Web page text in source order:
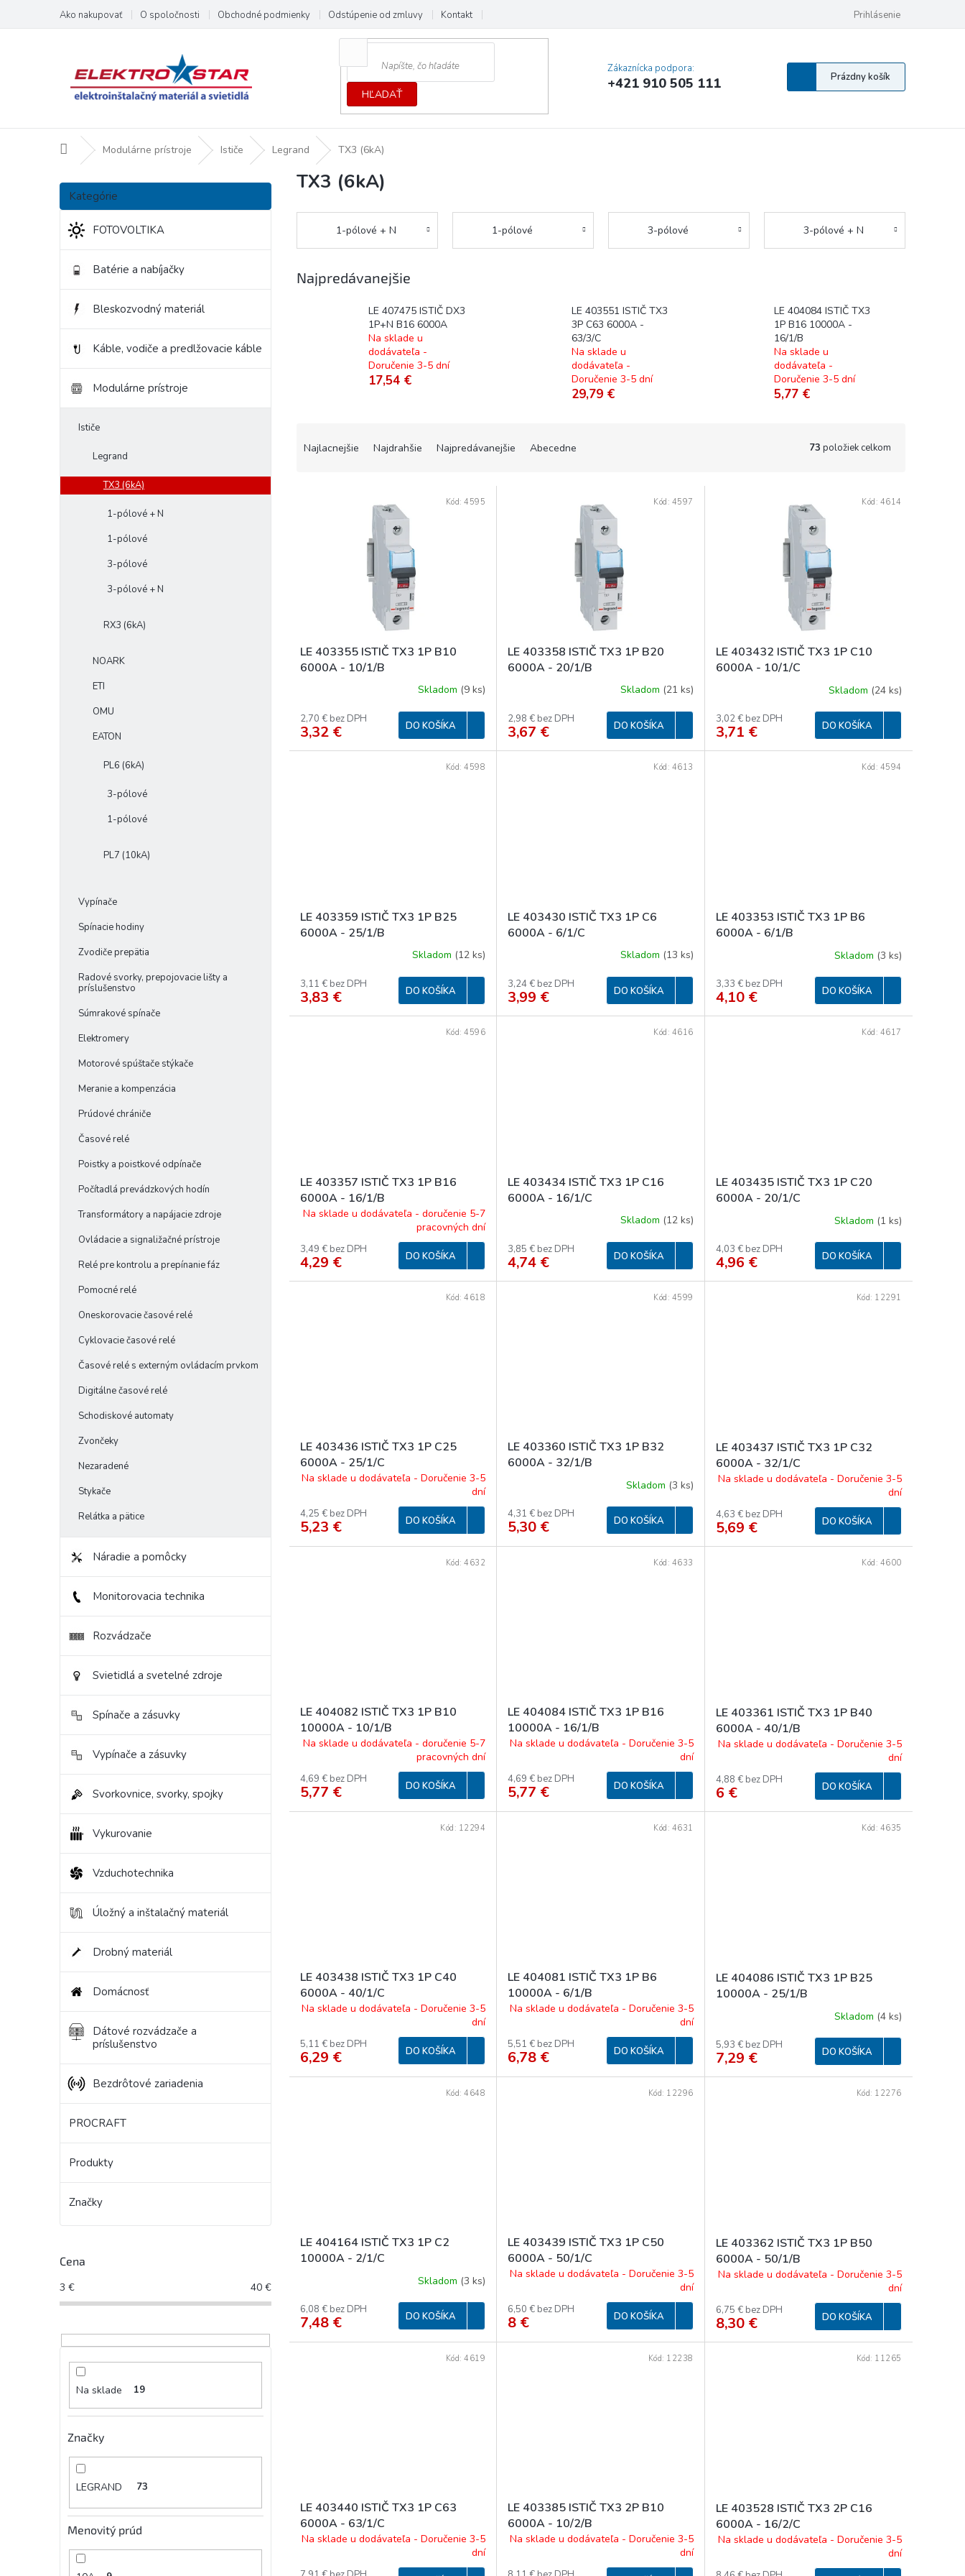
obsah
Ako nakupovať O spoločnosti Obchodné podmienky Odstúpenie od zmluvy Kontakt Vyhlásenie o prístupnosti
Prihlásenie
HĽADAŤ
Zákaznícka podpora:
+421 910 505 111
Nákupný
košík
Prázdny košík
DomovModulárne prístroje Ističe Legrand TX3 (6kA)
B
č
n
Preskočiť
kategórie
Kategórie
FOTOVOLTIKA
Batérie a nabíjačky
Bleskozvodný materiál
Káble, vodiče a predlžovacie káble
Modulárne prístroje
Ističe
Legrand
TX3 (6kA)
1-pólové + N
1-pólové
3-pólové
3-pólové + N
RX3 (6kA)
NOARK
ETI
OMU
EATON
PL6 (6kA)
3-pólové
1-pólové
PL7 (10kA)
Vypínače
Spínacie hodiny
Zvodiče prepätia
Radové svorky, prepojovacie lišty a
príslušenstvo
Súmrakové spínače
Elektromery
Motorové spúštače stýkače
Meranie a kompenzácia
Prúdové chrániče
Časové relé
Poistky a poistkové odpínače
Počítadlá prevádzkových hodín
Transformátory a napájacie zdroje
Ovládacie a signaližačné prístroje
Relé pre kontrolu a prepínanie fáz
Pomocné relé
Oneskorovacie časové relé
Cyklovacie časové relé
Časové relé s externým ovládacím prvkom
Digitálne časové relé
Schodiskové automaty
Zvončeky
Nezaradené
Stykače
Relátka a pätice
Náradie a pomôcky
Monitorovacia technika
Rozvádzače
Svietidlá a svetelné zdroje
Spínače a zásuvky
Vypínače a zásuvky
Svorkovnice, svorky, spojky
Vykurovanie
Vzduchotechnika
Úložný a inštalačný materiál
Drobný materiál
Domácnosť
Dátové rozvádzače a
príslušenstvo
Bezdrôtové zariadenia
PROCRAFT
Produkty
Značky
Cena
3 € 40 €
Na sklade 19
Značky
LEGRAND 73
Menovitý prúd
TX3 (6kA)
1-pólové + N 1-pólové 3-pólové 3-pólové + N
Najpredávanejšie
LE 407475 ISTIČ DX3
1P+N B16 6000A
Na sklade u
dodávateľa -
Doručenie 3-5 dní
17,54 €
LE 403551 ISTIČ TX3
3P C63 6000A -
63/3/C
Na sklade u
dodávateľa -
Doručenie 3-5 dní
29,79 €
LE 404084 ISTIČ TX3
1P B16 10000A -
16/1/B
Na sklade u
dodávateľa -
Doručenie 3-5 dní
5,77 €
o
v
Najlacnejšie Najdrahšie Najpredávanejšie Abecedne 73 položiek celkom
k
t
LE 403355 ISTIČ TX3 1P B10
6000A - 10/1/B
Skladom (9 ks)
2,70 € bez DPH
3,32 € DO KOŠÍKA
Kód:4595
LE 403358 ISTIČ TX3 1P B20
6000A - 20/1/B
Skladom (21 ks)
2,98 € bez DPH
3,67 € DO KOŠÍKA
Kód: 4597
LE 403432 ISTIČ TX3 1P C10
6000A - 10/1/C
Skladom (24 ks)
3,02 € bez DPH
3,71 € DO KOŠÍKA
Kód: 4614
LE 403359 ISTIČ TX3 1P B25
6000A - 25/1/B
Skladom (12 ks)
3,11 € bez DPH
3,83 € DO KOŠÍKA
Kód:4598
LE 403430 ISTIČ TX3 1P C6
6000A - 6/1/C
Skladom (13 ks)
3,24 € bez DPH
3,99 € DO KOŠÍKA
Kód: 4613
LE 403353 ISTIČ TX3 1P B6
6000A - 6/1/B
Skladom (3 ks)
3,33 € bez DPH
4,10 € DO KOŠÍKA
Kód: 4594
LE 403357 ISTIČ TX3 1P B16
6000A - 16/1/B
Na sklade u dodávateľa - doručenie 5-7
pracovných dní
3,49 € bez DPH
4,29 € DO KOŠÍKA
Kód:4596
LE 403434 ISTIČ TX3 1P C16
6000A - 16/1/C
Skladom (12 ks)
3,85 € bez DPH
4,74 € DO KOŠÍKA
Kód: 4616
LE 403435 ISTIČ TX3 1P C20
6000A - 20/1/C
Skladom (1 ks)
4,03 € bez DPH
4,96 € DO KOŠÍKA
Kód: 4617
LE 403436 ISTIČ TX3 1P C25
6000A - 25/1/C
Na sklade u dodávateľa - Doručenie 3-5
dní
4,25 € bez DPH
5,23 € DO KOŠÍKA
Kód:4618
LE 403360 ISTIČ TX3 1P B32
6000A - 32/1/B
Skladom (3 ks)
4,31 € bez DPH
5,30 € DO KOŠÍKA
Kód: 4599
LE 403437 ISTIČ TX3 1P C32
6000A - 32/1/C
Na sklade u dodávateľa - Doručenie 3-5
dní
4,63 € bez DPH
5,69 € DO KOŠÍKA
Kód: 12291
LE 404082 ISTIČ TX3 1P B10
10000A - 10/1/B
Na sklade u dodávateľa - doručenie 5-7
pracovných dní
4,69 € bez DPH
5,77 € DO KOŠÍKA
Kód:4632
LE 404084 ISTIČ TX3 1P B16
10000A - 16/1/B
Na sklade u dodávateľa - Doručenie 3-5
dní
4,69 € bez DPH
5,77 € DO KOŠÍKA
Kód: 4633
LE 403361 ISTIČ TX3 1P B40
6000A - 40/1/B
Na sklade u dodávateľa - Doručenie 3-5
dní
4,88 € bez DPH
6 € DO KOŠÍKA
Kód: 4600
LE 403438 ISTIČ TX3 1P C40
6000A - 40/1/C
Na sklade u dodávateľa - Doručenie 3-5
dní
5,11 € bez DPH
6,29 € DO KOŠÍKA
Kód: 12294
LE 404081 ISTIČ TX3 1P B6
10000A - 6/1/B
Na sklade u dodávateľa - Doručenie 3-5
dní
5,51 € bez DPH
6,78 € DO KOŠÍKA
Kód: 4631
LE 404086 ISTIČ TX3 1P B25
10000A - 25/1/B
Skladom (4 ks)
5,93 € bez DPH
7,29 € DO KOŠÍKA
Kód: 4635
LE 404164 ISTIČ TX3 1P C2
10000A - 2/1/C
Skladom (3 ks)
6,08 € bez DPH
7,48 € DO KOŠÍKA
Kód:4648
LE 403439 ISTIČ TX3 1P C50
6000A - 50/1/C
Na sklade u dodávateľa - Doručenie 3-5
dní
6,50 € bez DPH
8 € DO KOŠÍKA
Kód: 12296
LE 403362 ISTIČ TX3 1P B50
6000A - 50/1/B
Na sklade u dodávateľa - Doručenie 3-5
dní
6,75 € bez DPH
8,30 € DO KOŠÍKA
Kód: 12276
LE 403440 ISTIČ TX3 1P C63
6000A - 63/1/C
Na sklade u dodávateľa - Doručenie 3-5
dní
Kód:4619
LE 403385 ISTIČ TX3 2P B10
6000A - 10/2/B
Na sklade u dodávateľa - Doručenie 3-5
dní
Kód: 12238
LE 403528 ISTIČ TX3 2P C16
6000A - 16/2/C
Na sklade u dodávateľa - Doručenie 3-5
dní
Kód: 11265